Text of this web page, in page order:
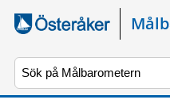
Gå direkt till sidans innehåll